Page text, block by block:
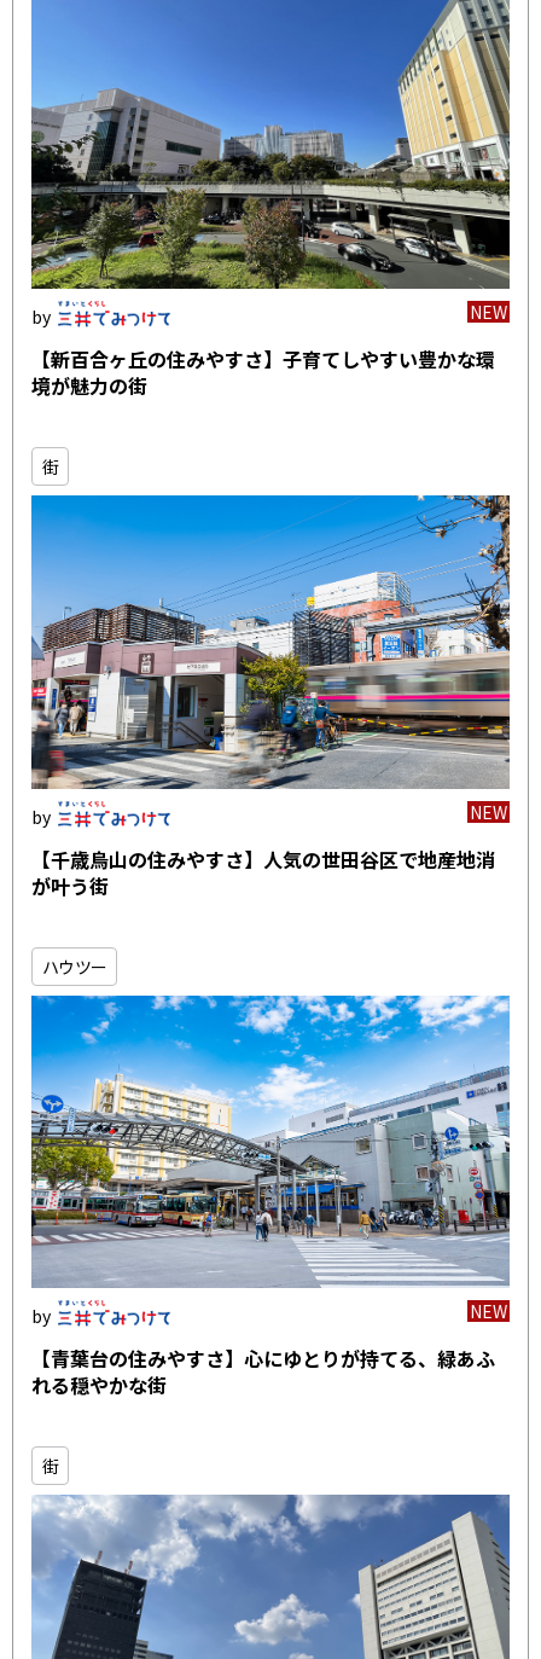
NEW
【新百合ヶ丘の住みやすさ】子育てしやすい豊かな環
境が魅力の街
街
NEW
【千歳烏山の住みやすさ】人気の世田谷区で地産地消
が叶う街
ハウツー
NEW
【青葉台の住みやすさ】心にゆとりが持てる、緑あふ
れる穏やかな街
街